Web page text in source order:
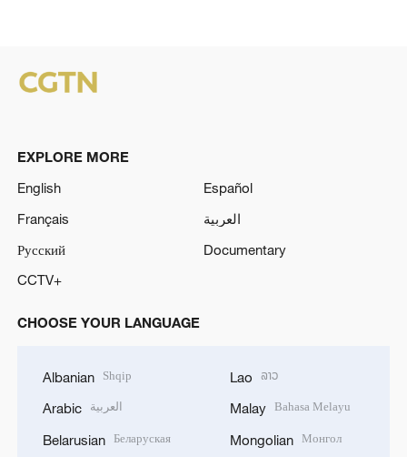
EXPLORE MORE
English
Español
Français
العربية
Русский
Documentary
CCTV+
CHOOSE YOUR LANGUAGE
Albanian Shqip
Arabic العربية
Belarusian Беларуская
Lao ລາວ
Malay Bahasa Melayu
Mongolian Монгол